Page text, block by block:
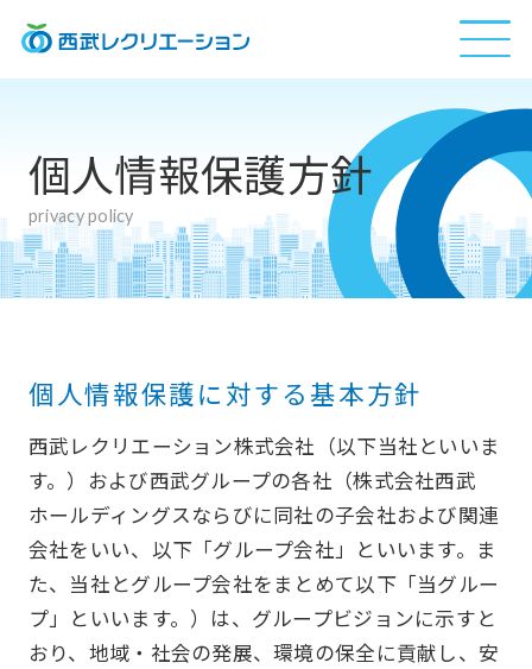
事業紹介
電子公告
採用情報
個人情報保護方針
privacy policy
個人情報保護に対する基本方針
西武レクリエーション株式会社（以下当社といいま
す。）および西武グループの各社（株式会社西武
ホールディングスならびに同社の子会社および関連
会社をいい、以下「グループ会社」といいます。ま
た、当社とグループ会社をまとめて以下「当グルー
プ」といいます。）は、グループビジョンに示すと
おり、地域・社会の発展、環境の保全に貢献し、安